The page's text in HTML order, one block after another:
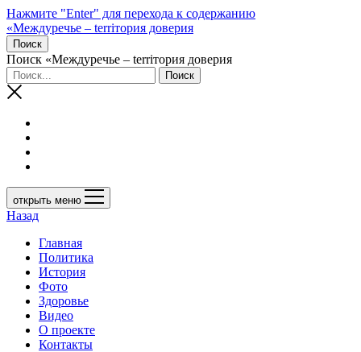
Нажмите "Enter" для перехода к содержанию
«Междуречье – terriтория доверия
Поиск
Поиск «Междуречье – terriтория доверия
открыть меню
Назад
Главная
Политика
История
Фото
Здоровье
Видео
О проекте
Контакты